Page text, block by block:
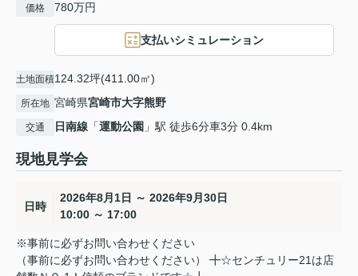
価格 780万円
支払いシミュレーション
土地面積124.32坪(411.00㎡)
所在地 宮崎県宮崎市大字熊野
交通 日南線 「運動公園 」駅 徒歩6分車3分 0.4km
現地見学会
日時
2026年8月1日 ～ 2026年9月30日
10:00 ～ 17:00
※事前に必ずお問い合わせください
（事前に必ずお問い合わせください） ╋☆センチュリー21は店